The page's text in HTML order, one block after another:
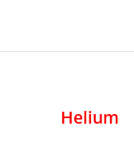
Helium